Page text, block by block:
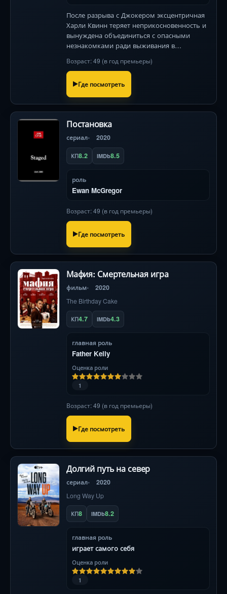
После разрыва с Джокером эксцентричная
Харли Квинн теряет неприкосновенность и
вынуждена объединиться с опасными
незнакомками ради выживания в
чёрный юмор и визуальный взрыв!
Возраст: 49 (в год премьеры)
Где посмотреть
Постановка
сериал 2020
КП8.2 IMDb8.5
роль
Ewan McGregor
Возраст: 49 (в год премьеры)
Где посмотреть
Мафия: Смертельная игра
фильм 2020
The Birthday Cake
КП4.7 IMDb4.3
главная роль
Father Kelly
Оценка роли
1
Возраст: 49 (в год премьеры)
Где посмотреть
Долгий путь на север
сериал 2020
Long Way Up
КП8 IMDb8.2
главная роль
играет самого себя
Оценка роли
1